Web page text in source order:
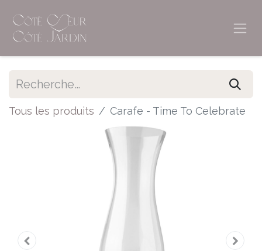
Tous les produits Carafe - Time To Celebrate